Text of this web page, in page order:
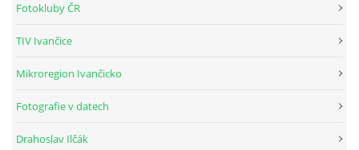
Fotokluby ČR
TIV Ivančice
Mikroregion Ivančicko
Fotografie v datech
Drahoslav Ilčák